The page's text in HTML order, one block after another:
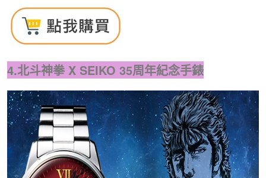
4.北斗神拳 X SEIKO 35周年紀念手錶